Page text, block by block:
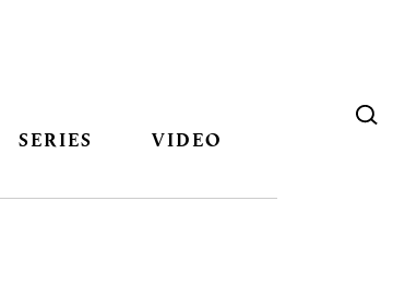
SERIES VIDEO